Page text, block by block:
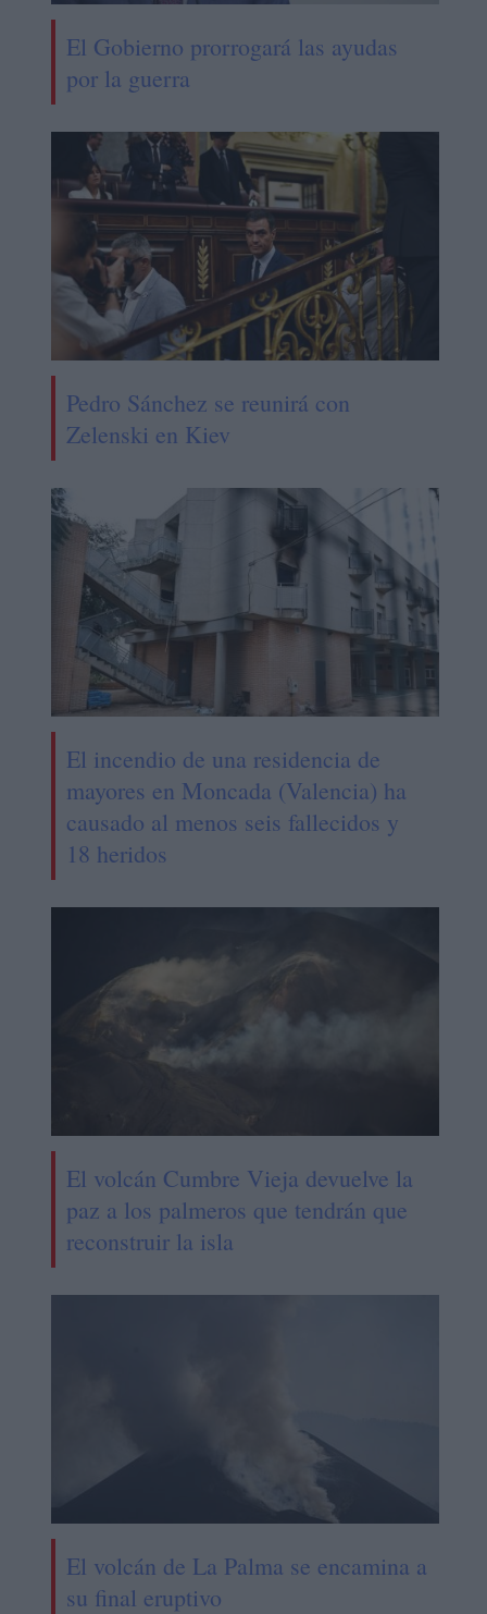
El Gobierno prorrogará las ayudas
por la guerra
Pedro Sánchez se reunirá con
Zelenski en Kiev
El incendio de una residencia de
mayores en Moncada (Valencia) ha
causado al menos seis fallecidos y
18 heridos
El volcán Cumbre Vieja devuelve la
paz a los palmeros que tendrán que
reconstruir la isla
El volcán de La Palma se encamina a
su final eruptivo